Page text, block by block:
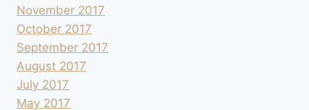
November 2017
October 2017
September 2017
August 2017
July 2017
May 2017